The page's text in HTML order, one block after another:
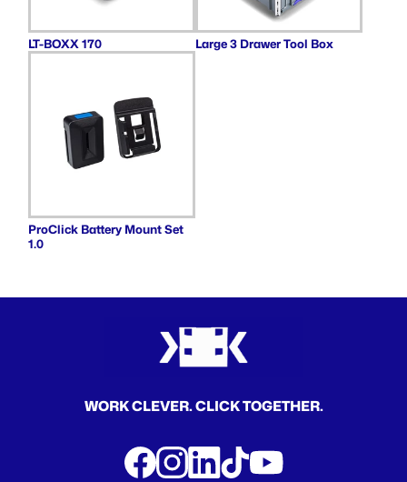
LT-BOXX 170 Large 3 Drawer Tool Box
ProClick Battery Mount Set
1.0
WORK CLEVER. CLICK TOGETHER.